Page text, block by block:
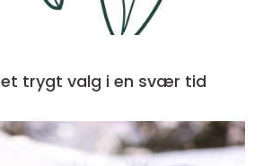
Bedemand fyn et trygt valg i en svær tid